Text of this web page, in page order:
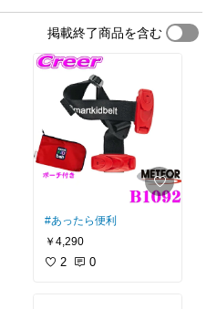
掲載終了商品を含む
#あったら便利
￥4,290
2 0